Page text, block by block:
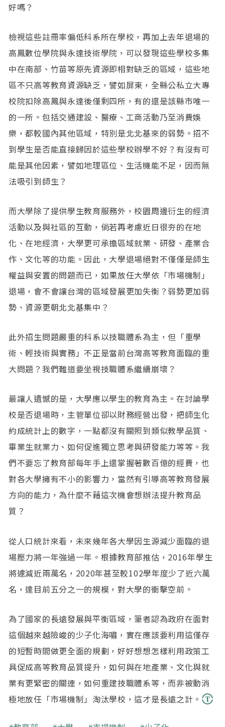
好嗎？
檢視這些註冊率偏低科系所在學校，再加上去年退場的
高鳳數位學院與永達技術學院，可以發現這些學校多集
中在南部、竹苗等原先資源即相對缺乏的區域，這些地
區不只高等教育資源缺乏，譬如屏東，全縣公私立大專
校院扣除高鳳與永達後僅剩四所，有的還是該縣市唯一
的一所。包括交通建設、醫療、工商活動乃至消費娛
樂，都較國內其他區域，特別是北北基來的弱勢。招不
到學生是否能直接歸因於這些學校辦學不好？有沒有可
能是其他因素，譬如地理區位、生活機能不足，因而無
法吸引到師生？
而大學除了提供學生教育服務外，校園周邊衍生的經濟
活動以及與社區的互動，倘若再考慮近日很夯的在地
化、在地經濟，大學更可承擔區域就業、研發、產業合
作、文化等的功能。因此，大學退場絕對不僅僅是師生
權益與安置的問題而已，如果放任大學依「市場機制」
退場，會不會讓台灣的區域發展更加失衡？弱勢更加弱
勢、資源更朝北北基集中？
此外招生問題嚴重的科系以技職體系為主，但「重學
術、輕技術與實務」不正是當前台灣高等教育面臨的重
大問題？我們難道要坐視技職體系繼續崩壞？
最讓人遺憾的是，大學應以學生的教育為主。在討論學
校是否退場時，主管單位卻以財務經營出發，把師生化
約成統計上的數字，一點都沒有關照到類似教學品質、
畢業生就業力、如何促進獨立思考與研發能力等等。我
們不要忘了教育部每年手上還掌握著數百億的經費，也
對各大學擁有不小的影響力，當然有引導高等教育發展
方向的能力，為什麼不藉這次機會想辦法提升教育品
質？
從人口統計來看，未來幾年各大學因生源減少面臨的退
場壓力將一年強過一年。根據教育部推估，2016年學生
將遽減近兩萬名，2020年甚至較102學年度少了近六萬
名，達目前五分之一的規模，對大學的衝擊空前。
為了國家的長遠發展與平衡區域，筆者認為政府在面對
這個越來越險峻的少子化海嘯，實在應該要利用這僅存
的短暫時間做更全面的規劃，好好想想怎樣利用政策工
具促成高等教育品質提升，如何與在地產業、文化與就
業有更緊密的關連，如何重建技職體系等，而非被動消
極地放任「市場機制」淘汰學校，這才是長遠之計。